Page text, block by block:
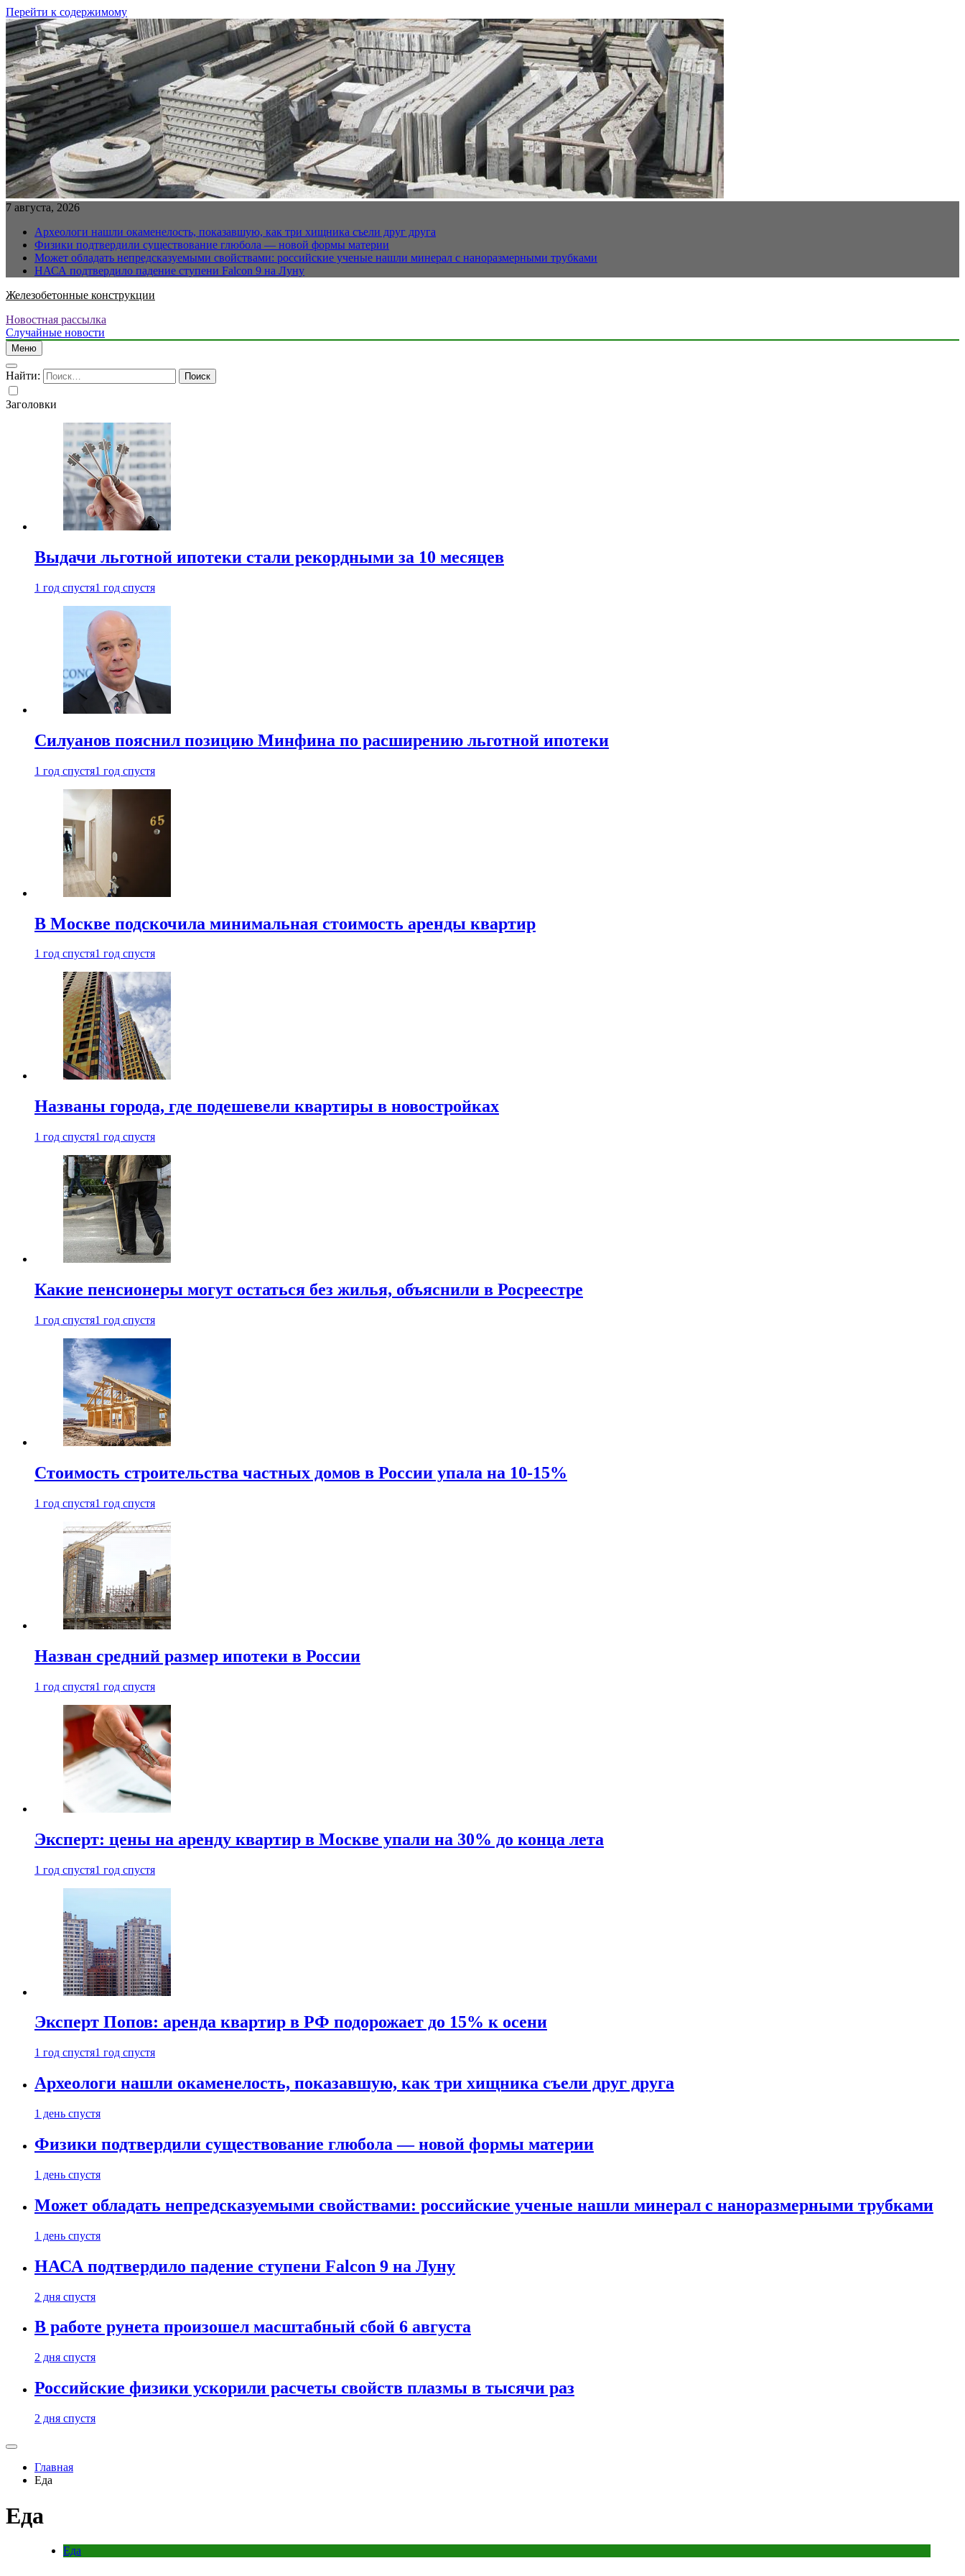
Перейти к содержимому
7 августа, 2026
Археологи нашли окаменелость, показавшую, как три хищника съели друг друга
Физики подтвердили существование глюбола — новой формы материи
Может обладать непредсказуемыми свойствами: российские ученые нашли минерал с наноразмерными трубками
НАСА подтвердило падение ступени Falcon 9 на Луну
Железобетонные конструкции
Новостная рассылка
Случайные новости
Меню
Найти:
Заголовки
Выдачи льготной ипотеки стали рекордными за 10 месяцев
1 год спустя1 год спустя
Силуанов пояснил позицию Минфина по расширению льготной ипотеки
1 год спустя1 год спустя
В Москве подскочила минимальная стоимость аренды квартир
1 год спустя1 год спустя
Названы города, где подешевели квартиры в новостройках
1 год спустя1 год спустя
Какие пенсионеры могут остаться без жилья, объяснили в Росреестре
1 год спустя1 год спустя
Стоимость строительства частных домов в России упала на 10-15%
1 год спустя1 год спустя
Назван средний размер ипотеки в России
1 год спустя1 год спустя
Эксперт: цены на аренду квартир в Москве упали на 30% до конца лета
1 год спустя1 год спустя
Эксперт Попов: аренда квартир в РФ подорожает до 15% к осени
1 год спустя1 год спустя
Археологи нашли окаменелость, показавшую, как три хищника съели друг друга
1 день спустя
Физики подтвердили существование глюбола — новой формы материи
1 день спустя
Может обладать непредсказуемыми свойствами: российские ученые нашли минерал с наноразмерными трубками
1 день спустя
НАСА подтвердило падение ступени Falcon 9 на Луну
2 дня спустя
В работе рунета произошел масштабный сбой 6 августа
2 дня спустя
Российские физики ускорили расчеты свойств плазмы в тысячи раз
2 дня спустя
Главная
Еда
Еда
Еда